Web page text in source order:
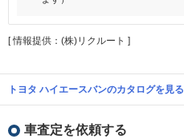
[ 情報提供：(株)リクルート ]
トヨタ ハイエースバンのカタログを見る
車査定を依頼する